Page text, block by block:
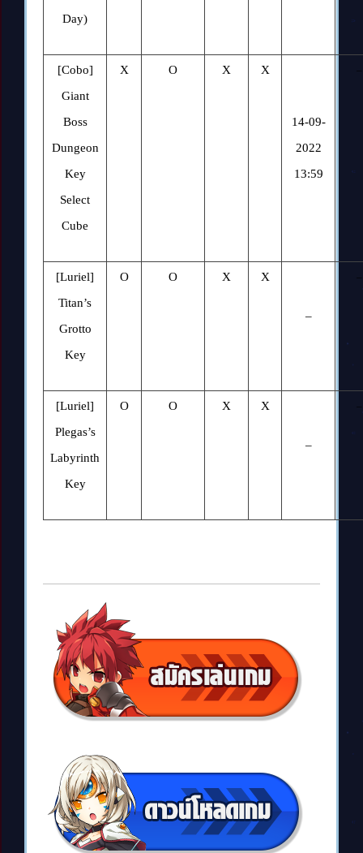
Day)
[Cobo]
Giant
Boss
Dungeon
Key
Select
Cube
X O X X
14-09-
2022
13:59
–
[Luriel]
Titan’s
Grotto
Key
O O X X
–
–
[Luriel]
Plegas’s
Labyrinth
Key
O O X X
–
–